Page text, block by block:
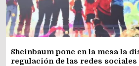
Sheinbaum pone en la mesa la
regulación de las redes sociales